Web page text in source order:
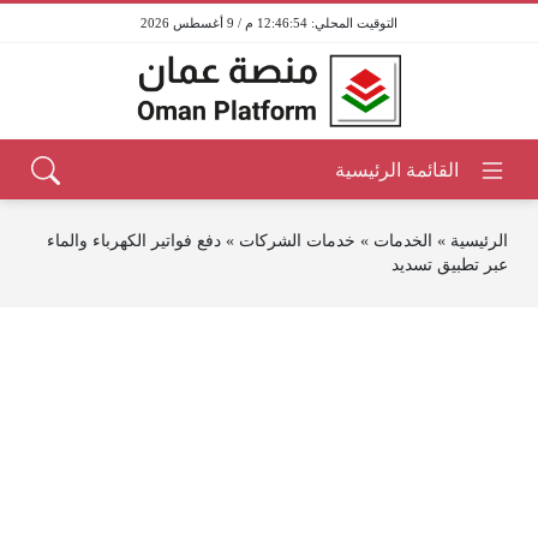
12:46:54 م / 9 أغسطس 2026
الرئيسية » الخدمات » خدمات الشركات » دفع فواتير الكهرباء والماء
عبر تطبيق تسديد